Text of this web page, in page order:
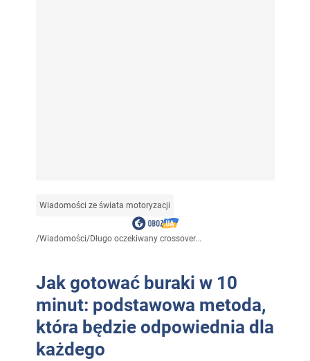
Wiadomości ze świata motoryzacji
/Wiadomości/Długo oczekiwany crossover...
Jak gotować buraki w 10
minut: podstawowa metoda,
która będzie odpowiednia dla
każdego